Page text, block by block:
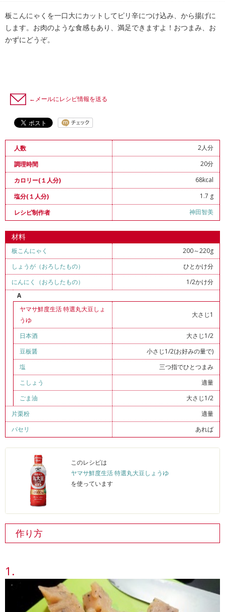
板こんにゃくを一口大にカットしてピリ辛につけ込み、から揚げに
します。お肉のような食感もあり、満足できますよ！おつまみ、お
かずにどうぞ。
←メールにレシピ情報を送る
人数
2人分
調理時間
20分
カロリー(１人分)
68kcal
塩分(１人分)
1.7 g
レシピ制作者
神田智美
材料
板こんにゃく
200～220g
しょうが（おろしたもの）
ひとかけ分
にんにく（おろしたもの）
1/2かけ分
A
ヤマサ鮮度生活 特選丸大豆しょ
うゆ
大さじ1
日本酒
大さじ1/2
豆板醤
小さじ1/2(お好みの量で)
塩
三つ指でひとつまみ
こしょう
適量
ごま油
大さじ1/2
片栗粉
適量
パセリ
あれば
このレシピは
ヤマサ鮮度生活 特選丸大豆しょうゆ
を使っています
作り方